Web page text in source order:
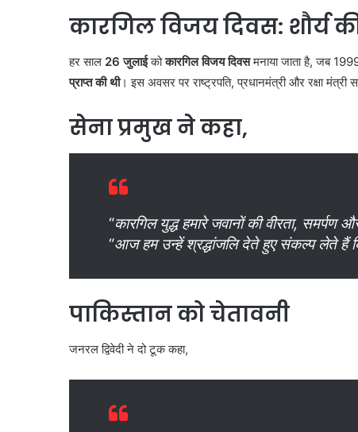
कारगिल विजय दिवस: शौर्य
हर साल 26 जुलाईकोकारगिल विजय दिवसमनाया जाता है, जब
प्राप्त की थी। इस अवसर पर राष्ट्रपति, प्रधानमंत्री और रक्षा मंत्री
सेना प्रमुख ने कहा,
“कारगिल युद्ध हमारे जवानों की वीरता, समर्पण
“आज हम उन्हें श्रद्धांजलि देते हुए संकल्प लेते हैं
पाकिस्तान को चेतावनी
जनरल द्विवेदी ने दो टूक कहा,